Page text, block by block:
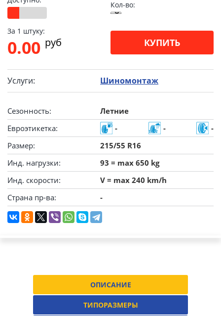
Кол-во:
За 1 штуку:
0.00 pуб КУПИТЬ
Услуги: Шиномонтаж
Сезонность:
Летние
Евроэтикетка:
- -
-
Размер:
215/55 R16
Инд. нагрузки:
93 = max 650 kg
Инд. скорости:
V = max 240 km/h
Страна пр-ва:
-
ОПИСАНИЕ
ТИПОРАЗМЕРЫ